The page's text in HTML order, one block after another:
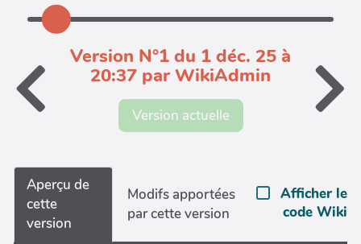
Version N°1 du 1 déc. 25 à
20:37 par WikiAdmin
Version actuelle
Aperçu de
cette
version
Modifs apportées
par cette version
Afficher le
code Wiki